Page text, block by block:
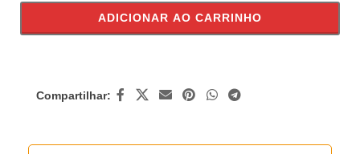
ADICIONAR AO CARRINHO
Compartilhar: